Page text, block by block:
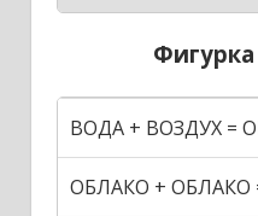
ВОДА + ВОЗДУХ =
ОБЛАКО +